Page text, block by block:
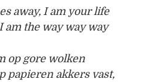
away, I am your life
am the way way way
op gore wolken
papieren akkers vast,